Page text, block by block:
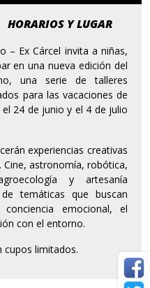
HORARIOS Y LUGAR
– Ex Cárcel invita a niñas,
en una nueva edición del
una serie de talleres
para las vacaciones de
24 de junio y el 4 de julio
experiencias creativas
astronomía, robótica,
y artesanía
temáticas que buscan
emocional, el
con el entorno.
cupos limitados.